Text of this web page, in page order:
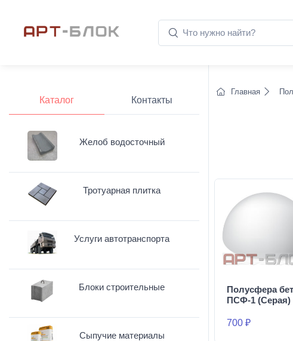
Главная
Полусфера
ПСФ-1 (Серая)
700 ₽
Каталог Контакты
Желоб водосточный
Тротуарная плитка
Услуги автотранспорта
Блоки строительные
Сыпучие материалы